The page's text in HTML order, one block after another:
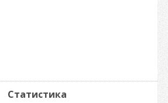
Статистика